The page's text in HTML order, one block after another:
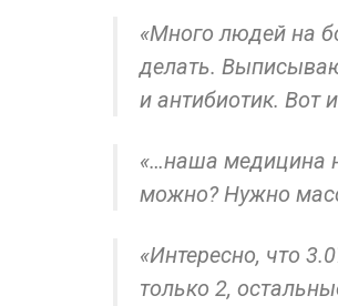
«Много людей на
делать.
и антибиотик. Вот
«…наша медицина
можно? Нужно
«Интересно, что
только 2,